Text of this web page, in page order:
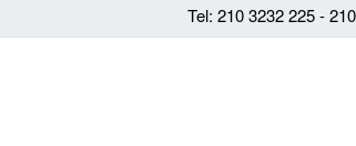
Tel: 210 3232 225 -